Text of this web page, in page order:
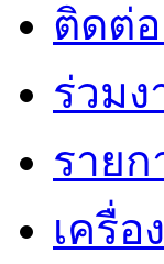
ติดต่
ร่วมง
ราย
เครื่